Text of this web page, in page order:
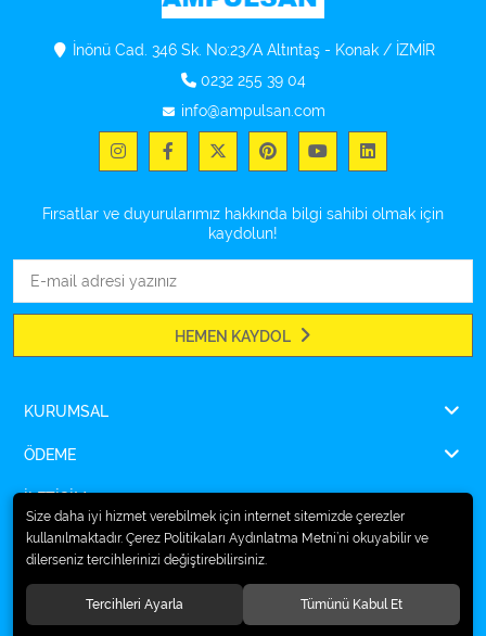
İnönü Cad. 346 Sk. No:23/A Altıntaş - Konak / İZMİR
0232 255 39 04
info@ampulsan.com
Fırsatlar ve duyurularımız hakkında bilgi sahibi olmak için
kaydolun!
HEMEN KAYDOL
KURUMSAL
ÖDEME
İLETİŞİM
© 2026Ampulsan®. Tüm hakları saklıdır.
Size daha iyi hizmet verebilmek için internet sitemizde çerezler
kullanılmaktadır. Çerez Politikaları Aydınlatma Metni’ni okuyabilir ve
dilerseniz tercihlerinizi değiştirebilirsiniz.
Tercihleri Ayarla Tümünü Kabul Et